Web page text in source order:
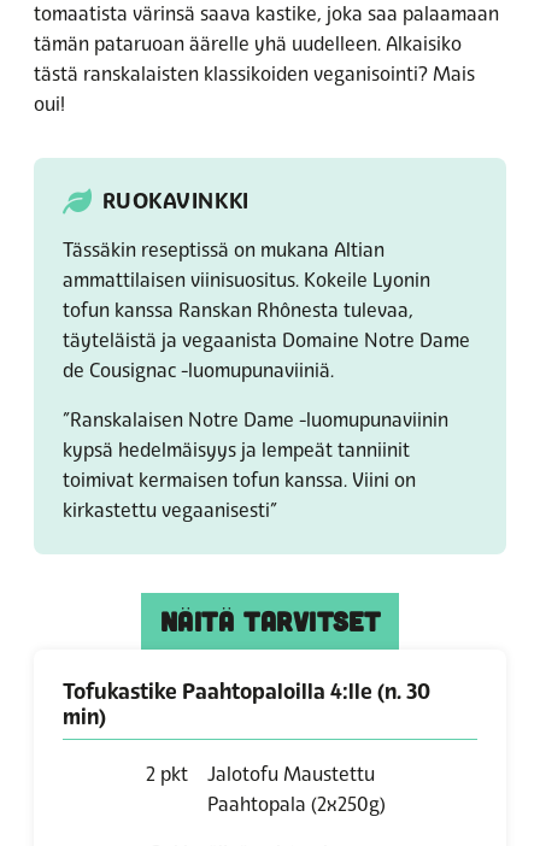
tomaatista värinsä saava kastike, joka saa palaamaan
tämän pataruoan äärelle yhä uudelleen. Alkaisiko
tästä ranskalaisten klassikoiden veganisointi? Mais
oui!
RUOKAVINKKI
Tässäkin reseptissä on mukana Altian
ammattilaisen viinisuositus. Kokeile Lyonin
tofun kanssa Ranskan Rhônesta tulevaa,
täyteläistä ja vegaanista Domaine Notre Dame
de Cousignac -luomupunaviiniä.
”Ranskalaisen Notre Dame -luomupunaviinin
kypsä hedelmäisyys ja lempeät tanniinit
toimivat kermaisen tofun kanssa. Viini on
kirkastettu vegaanisesti”
NÄITÄ TARVITSET
Tofukastike Paahtopaloilla 4:lle (n. 30
min)
2 pkt
Jalotofu Maustettu
Paahtopala (2x250g)